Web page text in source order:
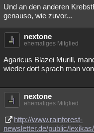
Und an den anderen
genauso, wie zuvor...
nextone
ehemaliges Mitglied
Agaricus Blazei Murill,
wieder dort sprach man
nextone
ehemaliges Mitglied
http://www.rainforest-
newsletter.de/public/